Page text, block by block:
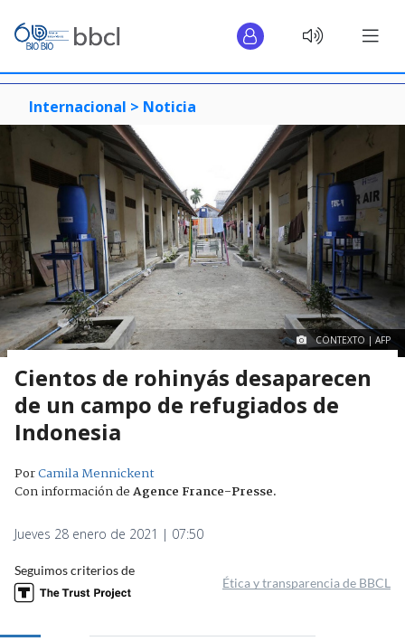
Internacional > Noticia
CONTEXTO | AFP
Cientos de rohinyás desaparecen
de un campo de refugiados de
Indonesia
PorCamila Mennickent
Con información deAgence France-Presse.
Jueves 28 enero de 2021 | 07:50
Seguimos criterios de
Ética y transparencia de BBCL